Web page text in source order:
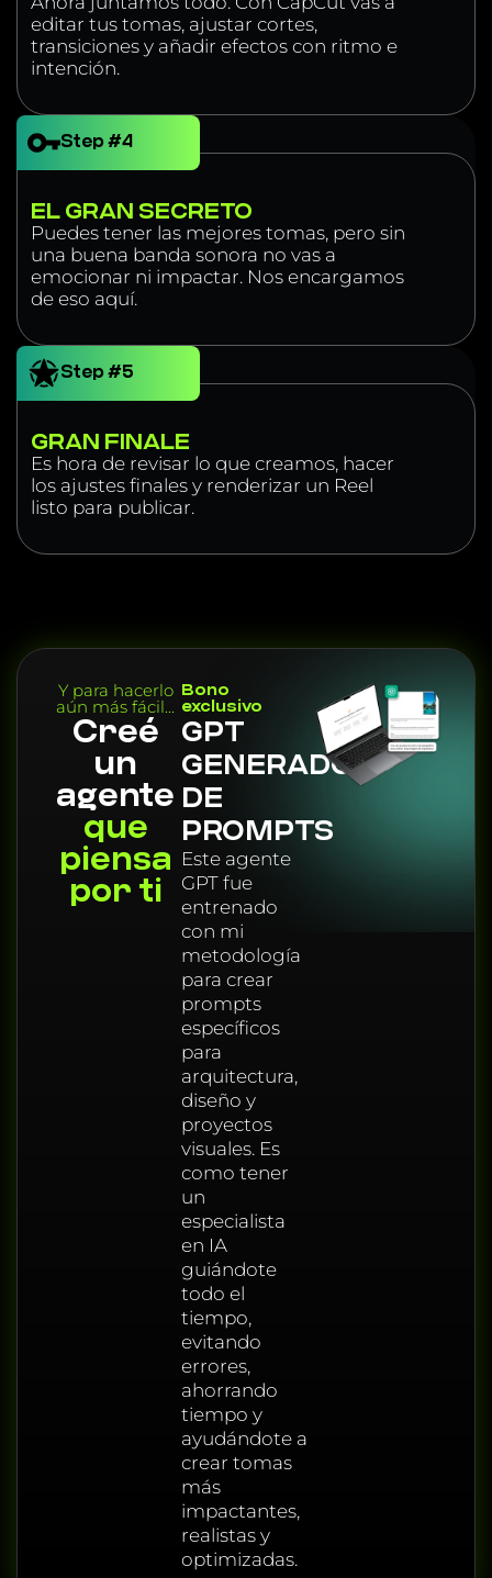
editar tus tomas, ajustar cortes,
transiciones y añadir efectos con ritmo e
intención.
Step #4
EL GRAN SECRETO
Puedes tener las mejores tomas, pero sin
una buena banda sonora no vas a
emocionar ni impactar. Nos encargamos
de eso aquí.
Step #5
GRAN FINALE
Es hora de revisar lo que creamos, hacer
los ajustes finales y renderizar un Reel
listo para publicar.
Y para hacerlo
aún más fácil...
Creé
un
agente
que
piensa
por ti
Bono
exclusivo
GPT
GENERADOR
DE
PROMPTS
Este agente
GPT fue
entrenado
con mi
metodología
para crear
prompts
específicos
para
arquitectura,
diseño y
proyectos
visuales. Es
como tener
un
especialista
en IA
guiándote
todo el
tiempo,
evitando
errores,
ahorrando
tiempo y
ayudándote a
crear tomas
más
impactantes,
realistas y
optimizadas.